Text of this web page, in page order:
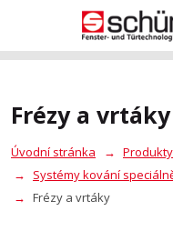
Frézy a vrtáky
Úvodní stránka
Produkty
Systémy kování
Frézy a vrtáky